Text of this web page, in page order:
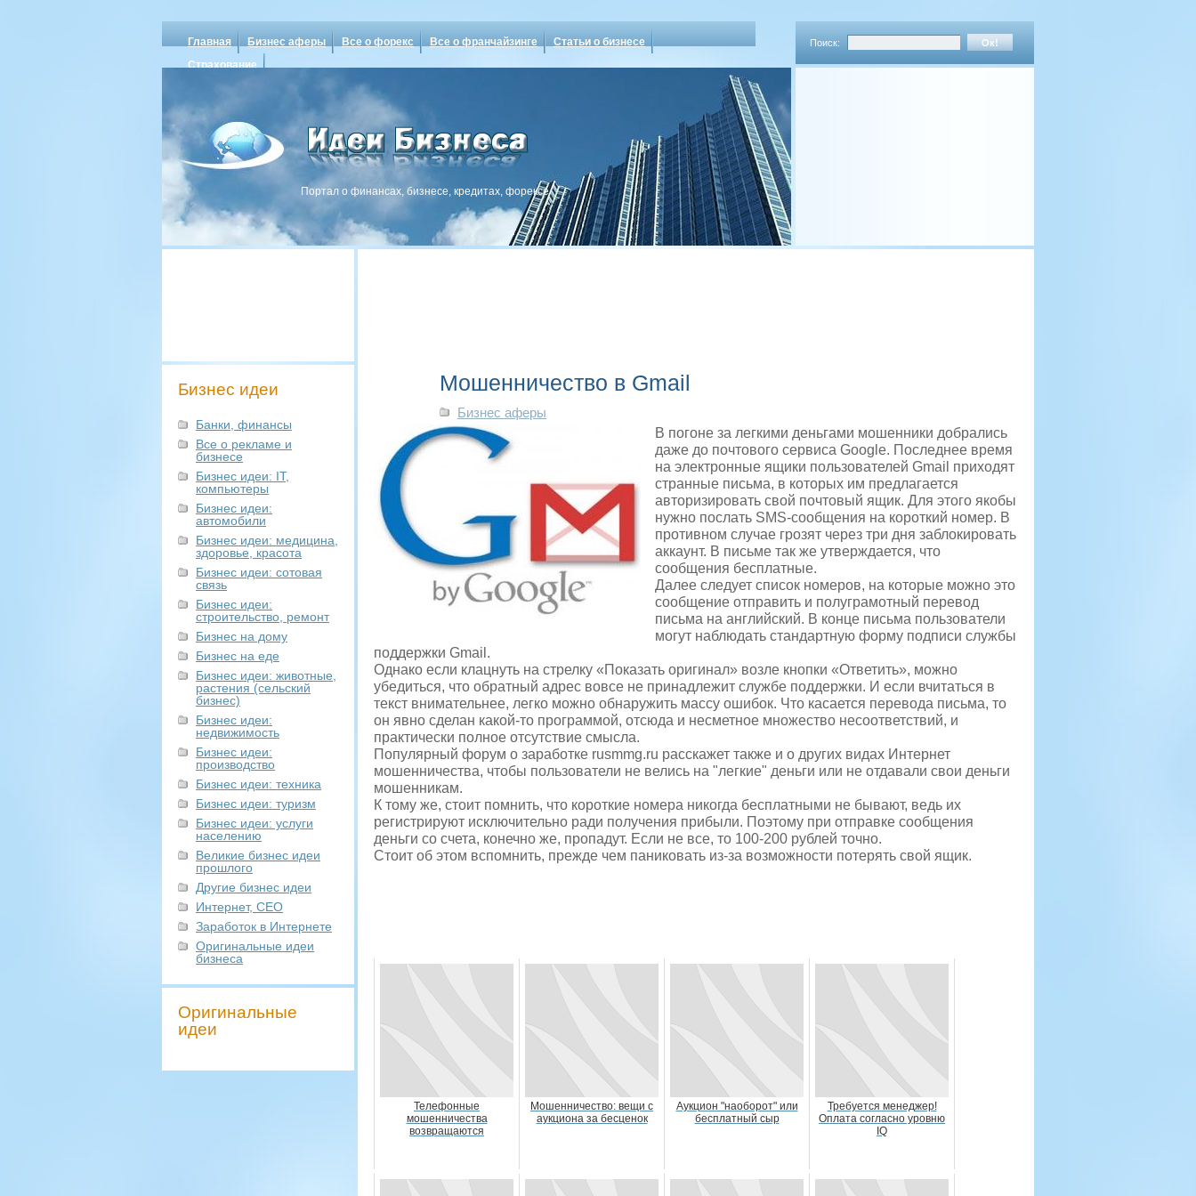
Главная Бизнес аферы Все о форекс Все о франчайзинге
Статьи о бизнесе
Страхование
Поиск:
Портал о финансах, бизнесе, кредитах, форексе
Бизнес идеи
Банки, финансы
Все о рекламе и
бизнесе
Бизнес идеи: IT,
компьютеры
Бизнес идеи:
автомобили
Бизнес идеи: медицина,
здоровье, красота
Бизнес идеи: сотовая
связь
Бизнес идеи:
строительство, ремонт
Бизнес на дому
Бизнес на еде
Бизнес идеи: животные,
растения (сельский
бизнес)
Бизнес идеи:
недвижимость
Бизнес идеи:
производство
Бизнес идеи: техника
Бизнес идеи: туризм
Бизнес идеи: услуги
населению
Великие бизнес идеи
прошлого
Другие бизнес идеи
Интернет, СЕО
Заработок в Интернете
Оригинальные идеи
бизнеса
Оригинальные
идеи
Мошенничество в Gmail
Бизнес аферы
В погоне за легкими деньгами мошенники добрались
даже до почтового сервиса Google. Последнее время
на электронные ящики пользователей Gmail приходят
странные письма, в которых им предлагается
авторизировать свой почтовый ящик. Для этого якобы
нужно послать SMS-сообщения на короткий номер. В
противном случае грозят через три дня заблокировать
аккаунт. В письме так же утверждается, что
сообщения бесплатные.
Далее следует список номеров, на которые можно это
сообщение отправить и полуграмотный перевод
письма на английский. В конце письма пользователи
могут наблюдать стандартную форму подписи службы
поддержки Gmail.
Однако если клацнуть на стрелку «Показать оригинал» возле кнопки «Ответить», можно
убедиться, что обратный адрес вовсе не принадлежит службе поддержки. И если вчитаться в
текст внимательнее, легко можно обнаружить массу ошибок. Что касается перевода письма, то
он явно сделан какой-то программой, отсюда и несметное множество несоответствий, и
практически полное отсутствие смысла.
Популярный форум о заработке rusmmg.ru расскажет также и о других видах Интернет
мошенничества, чтобы пользователи не велись на "легкие" деньги или не отдавали свои деньги
мошенникам.
К тому же, стоит помнить, что короткие номера никогда бесплатными не бывают, ведь их
регистрируют исключительно ради получения прибыли. Поэтому при отправке сообщения
деньги со счета, конечно же, пропадут. Если не все, то 100-200 рублей точно.
Стоит об этом вспомнить, прежде чем паниковать из-за возможности потерять свой ящик.
Телефонные
мошенничества
возвращаются
Мошенничество: вещи с
аукциона за бесценок
Аукцион "наоборот" или
бесплатный сыр
Требуется менеджер!
Оплата согласно уровню
IQ